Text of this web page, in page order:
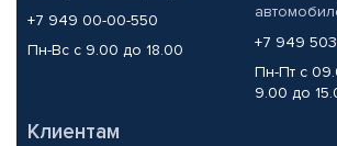
+7 949 00-00-550
Пн-Вс с 9.00 до 18.00
+7 949
Пн-Пт с
9.00 до
Клиентам